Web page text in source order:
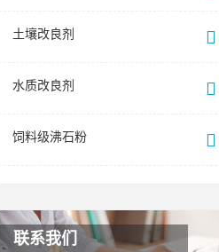
土壤改良剂
水质改良剂
饲料级沸石粉
联系我们